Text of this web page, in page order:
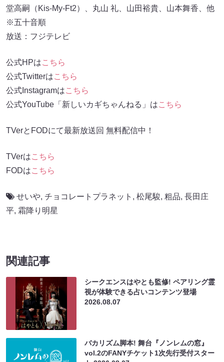
堂高嗣（Kis-My-Ft2）、丸山 礼、山田裕貴、山本舞香、他
※五十音順
放送：フジテレビ
公式HPはこちら
公式Twitterはこちら
公式Instagramはこちら
公式YouTube「新しいカギちゃんねる」はこちら
TVerとFODにて最新放送回 無料配信中！
TVerはこちら
FODはこちら
せいや, チョコレートプラネット , 松尾駿, 粗品, 長田庄
平, 霜降り明星
関連記事
シークエンスはやとも監修! ペアリング霊
視が体験できる占いコンテンツ登場
2026.08.07
バカリズム脚本! 舞台『ノンレムの窓』
vol.2のFANYチケット1次先行受付スター